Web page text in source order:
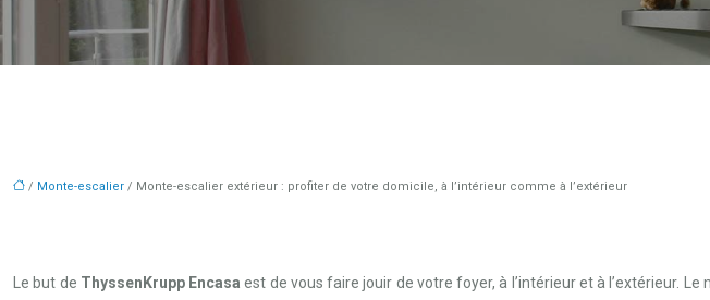
/ Monte-escalier / Monte-escalier extérieur : profiter de votre domicile, à l’intérieur comme à l’extérieur
Le but de ThyssenKrupp Encasa est de vous faire jouir de votre foyer, à l’intérieur et à l’extérieur.